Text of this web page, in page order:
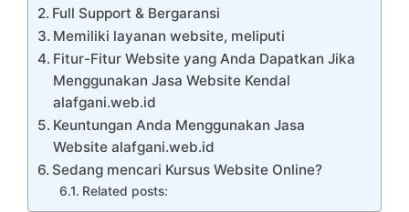
Full Support & Bergaransi
Memiliki layanan website, meliputi
Fitur-Fitur Website yang Anda Dapatkan Jika
Menggunakan Jasa Website Kendal
alafgani.web.id
Keuntungan Anda Menggunakan Jasa
Website alafgani.web.id
Sedang mencari Kursus Website Online?
Related posts: